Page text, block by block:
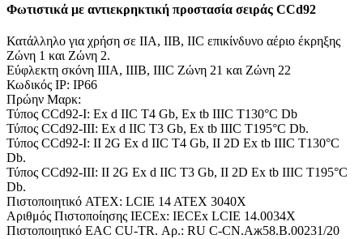
Φωτιστικά με αντιεκρηκτική προστασία σειράς CCd92
Κατάλληλο για χρήση σε IIA, IIB, IIC επικίνδυνο αέριο έκρηξης
Ζώνη 1 και Ζώνη 2.
Εύφλεκτη σκόνη IIIA, IIIB, IIIC Ζώνη 21 και Ζώνη 22
Κωδικός IP: IP66
Πρώην Μαρκ:
Τύπος CCd92-I: Ex d IIC T4 Gb, Ex tb IIIC T130°C Db
Τύπος CCd92-III: Ex d IIC T3 Gb, Ex tb IIIC T195°C Db.
Τύπος CCd92-I: II 2G Ex d IIC T4 Gb, II 2D Ex tb IIIC T130°C
Db.
Τύπος CCd92-III: II 2G Ex d IIC T3 Gb, II 2D Ex tb IIIC T195°C
Db.
Πιστοποιητικό ATEX: LCIE 14 ATEX 3040X
Αριθμός Πιστοποίησης IECEx: IECEx LCIE 14.0034X
Πιστοποιητικό EAC CU-TR. Αρ.: RU C-CN.Aж58.B.00231/20